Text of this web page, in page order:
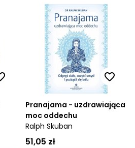
Pranajama - uzdrawiająca
moc oddechu
Ralph Skuban
51,05 zł